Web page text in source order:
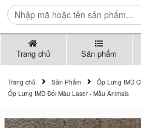
Trang chủ Sản phẩm
Trang chủ Sản Phẩm
Ốp Lưng IMD
Ốp Lưng IMD Đổi Màu Laser - Mẫu Animals